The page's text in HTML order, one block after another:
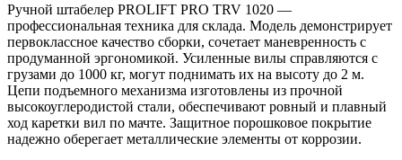
Ручной штабелер PROLIFT PRO TRV 1020 —
профессиональная техника для склада. Модель демонстрирует
первоклассное качество сборки, сочетает маневренность с
продуманной эргономикой. Усиленные вилы справляются с
грузами до 1000 кг, могут поднимать их на высоту до 2 м.
Цепи подъемного механизма изготовлены из прочной
высокоуглеродистой стали, обеспечивают ровный и плавный
ход каретки вил по мачте. Защитное порошковое покрытие
надежно оберегает металлические элементы от коррозии.